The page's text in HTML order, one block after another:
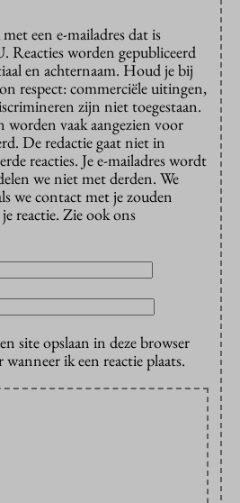
een e-mailadres dat is
Reacties worden gepubliceerd
en achternaam. Houd je bij
respect: commerciële uitingen,
zijn niet toegestaan.
worden vaak aangezien voor
De redactie gaat niet in
reacties. Je e-mailadres wordt
we niet met derden. We
we contact met je zouden
reactie. Zie ook ons
site opslaan in deze browser
ik een reactie plaats.